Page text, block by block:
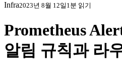
Infra2023년 8월 12일 1분 읽기
Prometheus
알림 규칙과 라